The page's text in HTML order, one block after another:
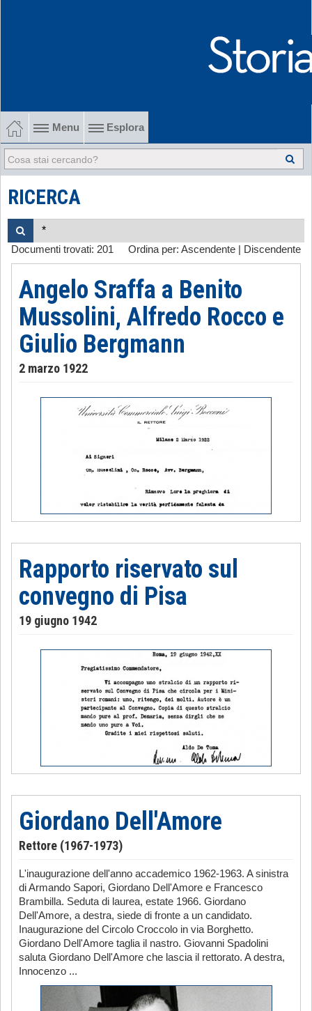
Menu Esplora
1902-1915 Gli esordi
1915-1945 Tra le due guerre
1945-1968 Dalla liberazione al '68
1968-2022 Dalla contestazione all'internazionalizzazione
RICERCA
Ordina per: Ascendente Discendente
Documenti trovati: 201
Angelo Sraffa a Benito
Mussolini, Alfredo Rocco e
Giulio Bergmann
2 marzo 1922
Rapporto riservato sul
convegno di Pisa
19 giugno 1942
Giordano Dell'Amore
Rettore (1967-1973)
L'inaugurazione dell'anno accademico 1962-1963. A sinistra
di Armando Sapori, Giordano Dell'Amore e Francesco
Brambilla. Seduta di laurea, estate 1966. Giordano
Dell'Amore, a destra, siede di fronte a un candidato.
Inaugurazione del Circolo Croccolo in via Borghetto.
Giordano Dell'Amore taglia il nastro. Giovanni Spadolini
saluta Giordano Dell'Amore che lascia il rettorato. A destra,
Innocenzo ...